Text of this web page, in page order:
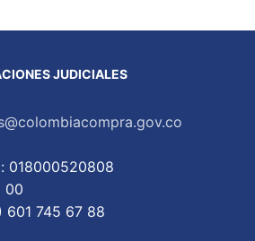
JUDICIALES
018000520808
00
601 745 67 88